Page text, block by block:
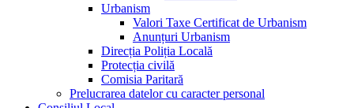
Urbanism
Valori Taxe Certificat de Urbanism
Anunțuri Urbanism
Direcția Poliția Locală
Protecția civilă
Comisia Paritară
Prelucrarea datelor cu caracter personal